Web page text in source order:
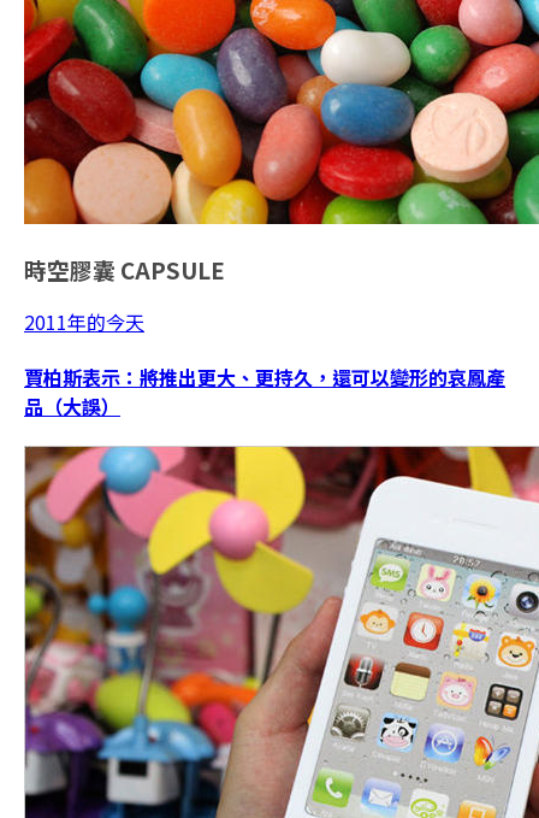
時空膠囊 CAPSULE
2011年的今天
賈柏斯表示：將推出更大、更持久，還可以變形的哀鳳產
品（大誤）